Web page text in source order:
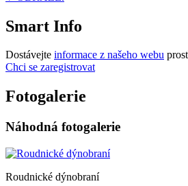
Smart Info
Dostávejte informace z našeho webu
Chci se zaregistrovat
Fotogalerie
Náhodná fotogalerie
Roudnické dýnobraní